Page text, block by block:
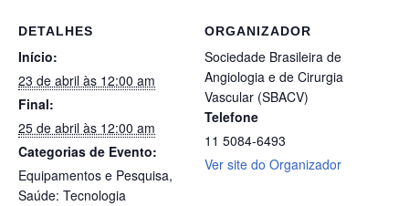
DETALHES
Início:
23 de abril às 12:00 am
Final:
25 de abril às 12:00 am
Categorias de Evento:
Equipamentos e Pesquisa,
Saúde: Tecnologia
ORGANIZADOR
Sociedade Brasileira de
Angiologia e de Cirurgia
Vascular (SBACV)
Telefone
11 5084-6493
Ver site do Organizador